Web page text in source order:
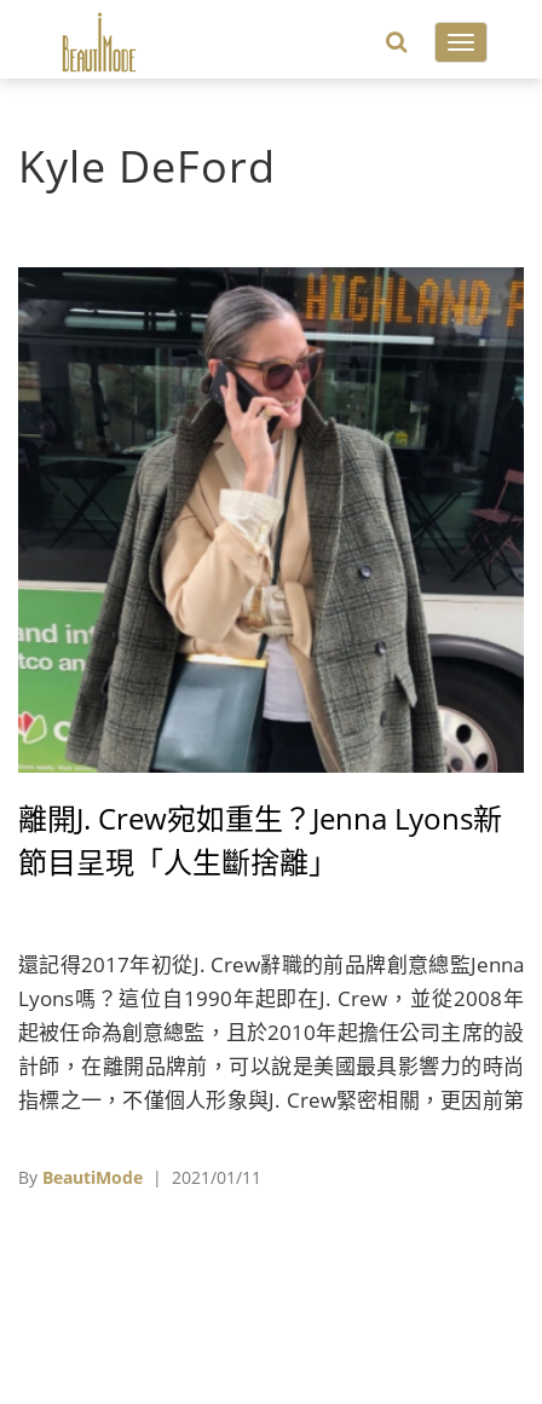
Toggle
Kyle DeFord
離開J. Crew宛如重生？Jenna Lyons新
節目呈現「人生斷捨離」
還記得2017年初從J. Crew辭職的前品牌創意總監Jenna
Lyons嗎？這位自1990年起即在J. Crew，並從2008年
起被任命為創意總監，且於2010年起擔任公司主席的設
計師，在離開品牌前，可以說是美國最具影響力的時尚
指標之一，不僅個人形象與J. Crew緊密相關，更因前第
的總統就職典禮與許多重要場合穿著J. Crew的服裝，被
By BeautiMode | 2021/01/11